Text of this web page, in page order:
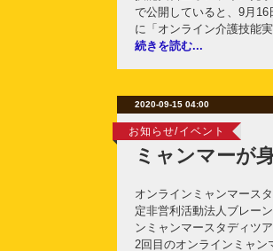
で公開していると、9月
に「オンライン介護技能
続きを読む...
2020-09-15 04:00
お知らせ/イベント
ミャンマーが
オンラインミャンマース
定非営利活動法人ブレー
ンミャンマースタディツ
2回目のオンラインミャン